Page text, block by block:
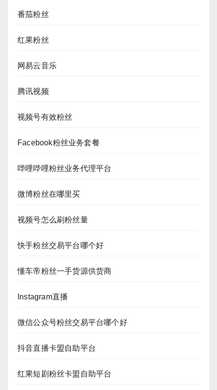
番茄粉丝
红果粉丝
网易云音乐
腾讯视频
视频号有效粉丝
Facebook粉丝业务套餐
哔哩哔哩粉丝业务代理平台
微博粉丝在哪里买
视频号怎么刷粉丝量
快手粉丝交易平台哪个好
懂车帝粉丝一手货源供货商
Instagram直播
微信公众号粉丝交易平台哪个好
抖音直播卡盟自助平台
红果短剧粉丝卡盟自助平台